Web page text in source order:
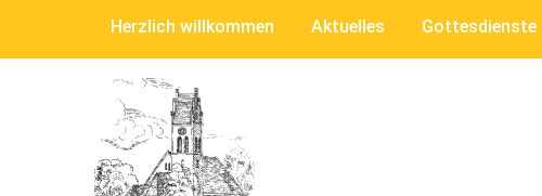
Herzlich willkommen Aktuelles Gottesdienste